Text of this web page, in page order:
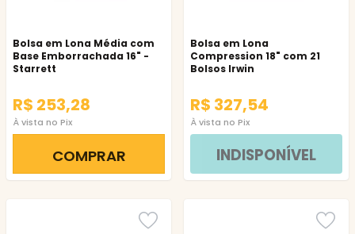
Bolsa em Lona Média com
Base Emborrachada 16" -
Starrett
R$ 253,28
À vista no Pix
COMPRAR
Bolsa em Lona
Compression 18" com 21
Bolsos Irwin
R$ 327,54
À vista no Pix
INDISPONÍVEL